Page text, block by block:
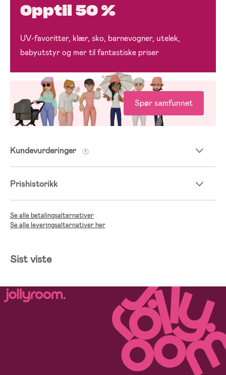
Opptil 50 %
UV-favoritter, klær, sko, barnevogner, utelek,
babyutstyr og mer til fantastiske priser
Spør samfunnet
Kundevurderinger
Prishistorikk
Se alle betalingsalternativer
Se alle leveringsalternativer her
Sist viste